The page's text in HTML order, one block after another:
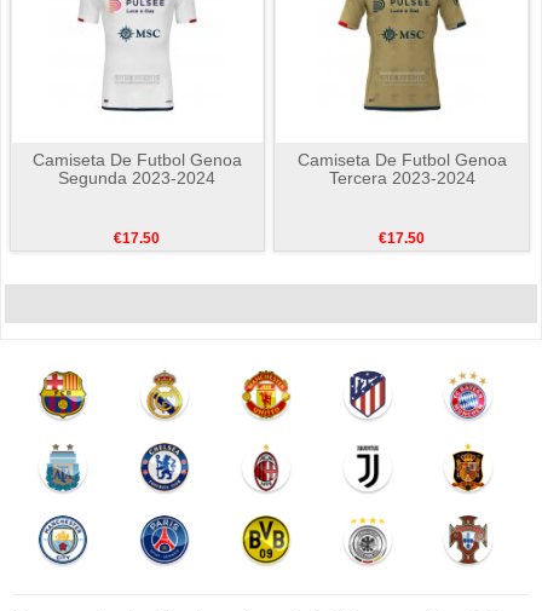
Camiseta De Futbol Genoa
Segunda 2023-2024
€17.50
Camiseta De Futbol Genoa
Tercera 2023-2024
€17.50